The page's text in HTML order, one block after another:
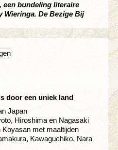
een bundeling literaire
Wieringa. De Bezige Bij
door een uniek land
Japan
Hiroshima en Nagasaki
Koyasan met maaltijden
Kawaguchiko, Nara